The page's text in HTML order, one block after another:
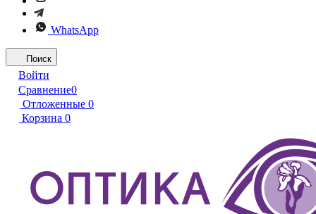
WhatsApp
Поиск
Войти
Сравнение0
Отложенные 0
Корзина 0